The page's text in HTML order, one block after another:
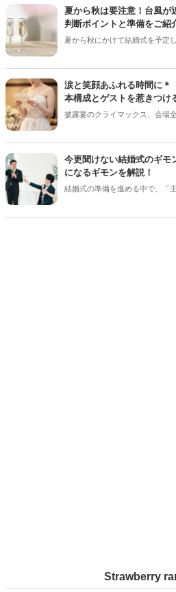
ンセル料」です。 「いつからキ
わないといけないの？」と不安
は、結婚式のキャンセル料が発
る方法についてわかりやすく解
夏から秋は要注意！台風が
判断ポイントと準備をご紹
夏から秋にかけて結婚式を予定
のが台風の影響。 結婚式は予
むケースも少なくありません＊ 今回は、台風が近づいているときに二
次会を開催するか判断するポイ
をご紹介します＊
涙と笑顔あふれる時間に＊
本構成とゲストを惹きつけ
披露宴のクライマックス、会場
婦からご両親への手紙」。結婚
レ花嫁さんは本当にたくさんい
える大切な場面だからこそ、心
ね。今回は、読みやすい手紙の
にならないための素敵な工夫ま
今更聞けない結婚式のギモ
になるギモンを解説！
結婚式の準備を進める中で、「
がある人は多いのではないでし
Strawberry